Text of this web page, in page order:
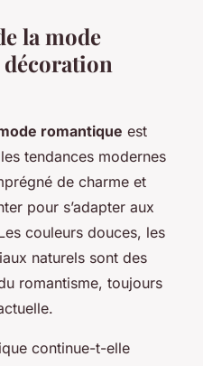
la mode
romantique est
tendances modernes
de charme et
pour s’adapter aux
couleurs douces, les
naturels sont des
romantisme, toujours
continue-t-elle